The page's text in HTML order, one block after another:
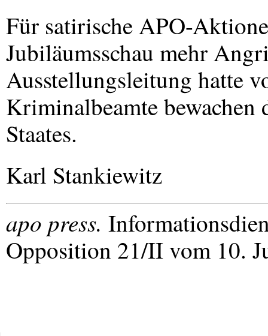
Für satirischeAPO-
Jubiläumsschau mehr
Ausstellungsleitung hatte
Kriminalbeamte bewachen
Staates.
Karl Stankiewitz
apo press.
Opposition 21/II vom 10.